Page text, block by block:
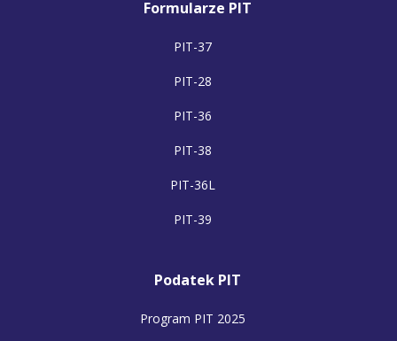
Formularze PIT
PIT-37
PIT-28
PIT-36
PIT-38
PIT-36L
PIT-39
Podatek PIT
Program PIT 2025